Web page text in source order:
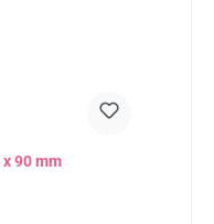
225 x 90 mm